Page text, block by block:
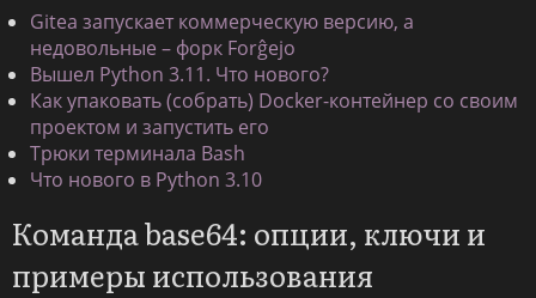
Gitea запускает коммерческую версию, а
недовольные – форк Forĝejo
Вышел Python 3.11. Что нового?
Как упаковать (собрать) Docker-контейнер со своим
проектом и запустить его
Трюки терминала Bash
Что нового в Python 3.10
Команда base64: опции, ключи и
примеры использования